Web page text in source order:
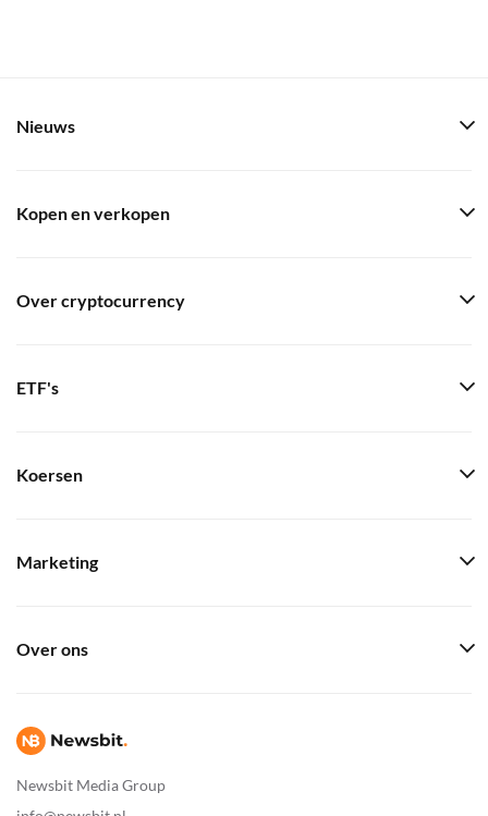
Newsbit Media Group
Nieuws
Kopen en verkopen
Over cryptocurrency
ETF's
Koersen
Marketing
Over ons